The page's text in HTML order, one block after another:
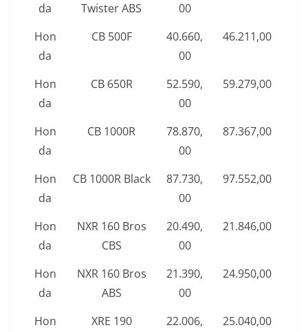
da
Twister ABS
00
Hon
da
CB 500F
40.660,
00
46.211,00
Hon
da
CB 650R
52.590,
00
59.279,00
Hon
da
CB 1000R
78.870,
00
87.367,00
Hon
da
CB 1000R Black
87.730,
00
97.552,00
Hon
da
NXR 160 Bros
CBS
20.490,
00
21.846,00
Hon
da
NXR 160 Bros
ABS
21.390,
00
24.950,00
Hon
XRE 190
22.006,
25.040,00